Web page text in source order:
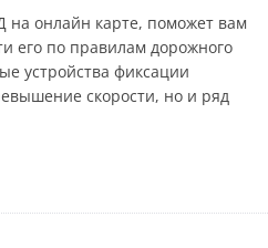
онлайн карте, поможет вам
его по правилам дорожного
устройства фиксации
скорости, но и ряд